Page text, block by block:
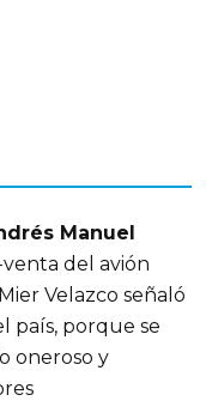
Manuel
del avión
Velazco señaló
país, porque se
oneroso y